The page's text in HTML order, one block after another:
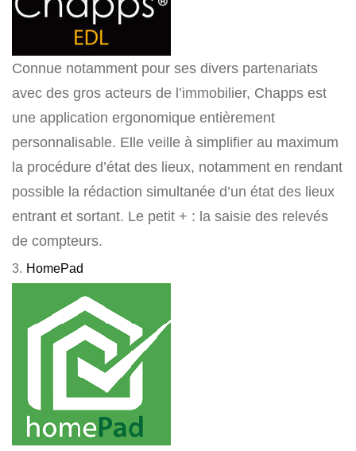
Connue notamment pour ses divers partenariats
avec des gros acteurs de l’immobilier, Chapps est
une application ergonomique entièrement
personnalisable. Elle veille à simplifier au maximum
la procédure d’état des lieux, notamment en rendant
possible la rédaction simultanée d’un état des lieux
entrant et sortant. Le petit + : la saisie des relevés
de compteurs.
3. HomePad